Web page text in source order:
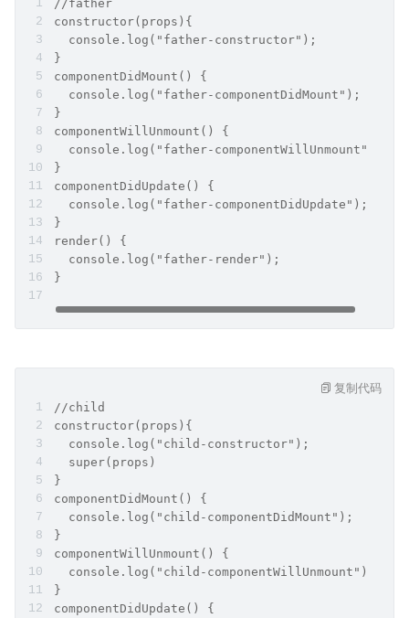
//father
constructor(props){
  console.log("father-constructor");
}
componentDidMount() {
  console.log("father-componentDidMount");
}
componentWillUnmount() {
  console.log("father-componentWillUnmount");
}
componentDidUpdate() {
  console.log("father-componentDidUpdate");
}
render() {
  console.log("father-render");
}
//child
constructor(props){
  console.log("child-constructor");
  super(props)
}
componentDidMount() {
  console.log("child-componentDidMount");
}
componentWillUnmount() {
  console.log("child-componentWillUnmount");
}
componentDidUpdate() {
复制代码